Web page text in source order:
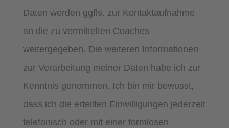
Daten werden ggfls. zur Kontaktaufnahme
an die zu vermittelten Coaches
weitergegeben. Die weiteren Informationen
zur Verarbeitung meiner Daten habe ich zur
Kenntnis genommen. Ich bin mir bewusst,
dass ich die erteilten Einwilligungen jederzeit
telefonisch oder mit einer formlosen